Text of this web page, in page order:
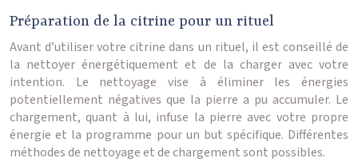
Préparation de la citrine pour un rituel
Avant d’utiliser votre citrine dans un rituel, il est conseillé de
la nettoyer énergétiquement et de la charger avec votre
intention. Le nettoyage vise à éliminer les énergies
potentiellement négatives que la pierre a pu accumuler. Le
chargement, quant à lui, infuse la pierre avec votre propre
énergie et la programme pour un but spécifique. Différentes
méthodes de nettoyage et de chargement sont possibles.